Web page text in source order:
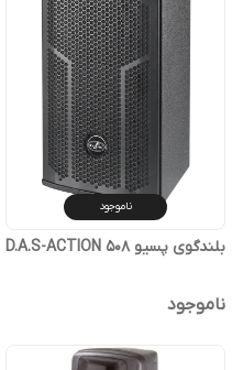
ناموجود
بلندگوی پسیو D.A.S-ACTION 508
ناموجود